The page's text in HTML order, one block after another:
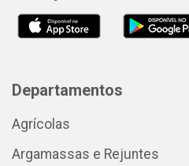
Departamentos
Agrícolas
Argamassas e Rejuntes